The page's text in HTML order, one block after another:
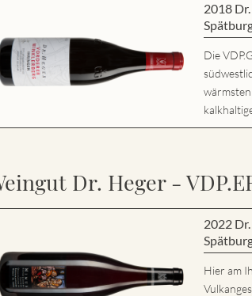
2018
Die
Dr. Heger -
2022
Hier am